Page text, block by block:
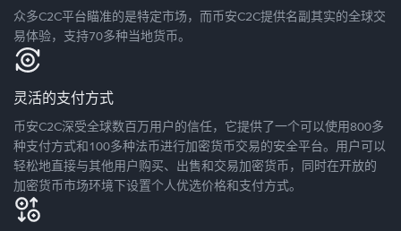
众多C2C平台瞄准的是特定市场，而币安C2C提供名副其实的全球交
易体验，支持70多种当地货币。
灵活的支付方式
币安C2C深受全球数百万用户的信任，它提供了一个可以使用800多
种支付方式和100多种法币进行加密货币交易的安全平台。用户可以
轻松地直接与其他用户购买、出售和交易加密货币，同时在开放的
加密货币市场环境下设置个人优选价格和支付方式。